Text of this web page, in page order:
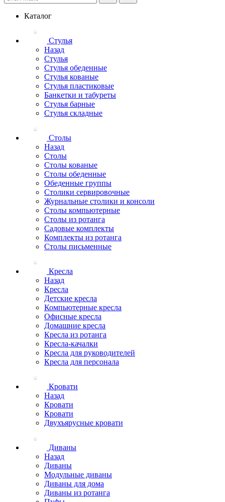
Каталог
Стулья
Назад
Стулья
Стулья обеденные
Стулья кованые
Стулья пластиковые
Банкетки и табуреты
Стулья барные
Стулья складные
Столы
Назад
Столы
Столы кованые
Столы обеденные
Обеденные группы
Столики сервировочные
Журнальные столики и консоли
Столы компьютерные
Столы из ротанга
Садовые комплекты
Комплекты из ротанга
Столы письменные
Кресла
Назад
Кресла
Детские кресла
Компьютерные кресла
Офисные кресла
Домашние кресла
Кресла из ротанга
Кресла-качалки
Кресла для руководителей
Кресла для персонала
Кровати
Назад
Кровати
Кровати
Двухъярусные кровати
Диваны
Назад
Диваны
Модульные диваны
Диваны для дома
Диваны из ротанга